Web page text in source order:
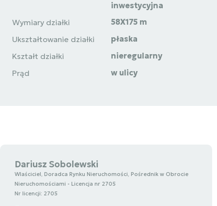
inwestycyjna
Wymiary działki
58X175 m
Ukształtowanie działki
płaska
Kształt działki
nieregularny
Prąd
w ulicy
Dariusz Sobolewski
Wlaściciel, Doradca Rynku Nieruchomości, Pośrednik w Obrocie
Nieruchomościami - Licencja nr 2705
Nr licencji: 2705